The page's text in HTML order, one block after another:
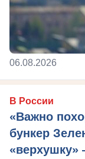
06.08.2026
В России
«Важно
бункер
«верхушку»